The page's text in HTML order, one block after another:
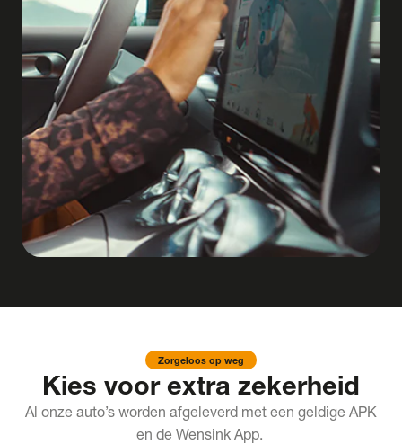
Zorgeloos op weg
Kies voor extra zekerheid
Al onze auto’s worden afgeleverd met een geldige APK
en de Wensink App.